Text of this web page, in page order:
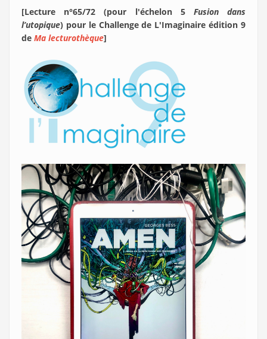
[Lecture n°65/72 (pour l'échelon 5 Fusion dans
l’utopique) pour le Challenge de L'Imaginaire édition 9
de Ma lecturothèque]